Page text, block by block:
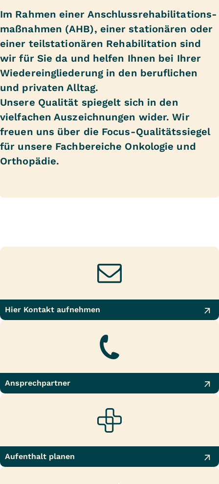
Im Rahmen einer Anschluss­reha­bilitations­
maß­nahm­en (AHB), einer stationären oder
einer teilstationären Rehabilitation sind
wir für Sie da und helfen Ihnen bei Ihrer
Wiedereingliederung in den beruflichen
und privaten Alltag.
Unsere Qualität spiegelt sich in den
vielfachen Auszeichnungen wider. Wir
freuen uns über die Focus-Qualitätssiegel
für unsere Fachbereiche Onkologie und
Orthopädie.
Hier Kontakt aufnehmen
Ansprechpartner
Aufenthalt planen